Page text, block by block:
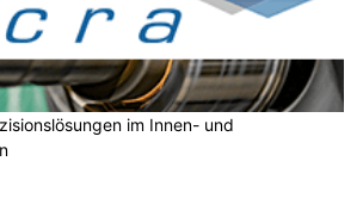
im Innen- und